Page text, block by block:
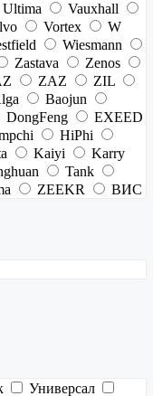
Ultima
Vauxhall
Vortex
W
Wiesmann
Zastava
Zenos
ZAZ
ZIL
Baojun
DongFeng
EXEED
HiPhi
Kaiyi
Karry
Tank
ZEEKR
ВИС
Универсал